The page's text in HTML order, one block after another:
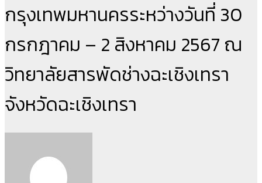
กรุงเทพมหานครระหว่างวันที่ 30
กรกฎาคม – 2 สิงหาคม 2567 ณ
วิทยาลัยสารพัดช่างฉะเชิงเทรา
จังหวัดฉะเชิงเทรา